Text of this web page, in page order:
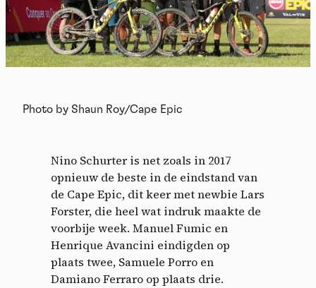
Photo by Shaun Roy/Cape Epic
Nino Schurter is net zoals in 2017
opnieuw de beste in de eindstand van
de Cape Epic, dit keer met newbie Lars
Forster, die heel wat indruk maakte de
voorbije week. Manuel Fumic en
Henrique Avancini eindigden op
plaats twee, Samuele Porro en
Damiano Ferraro op plaats drie.